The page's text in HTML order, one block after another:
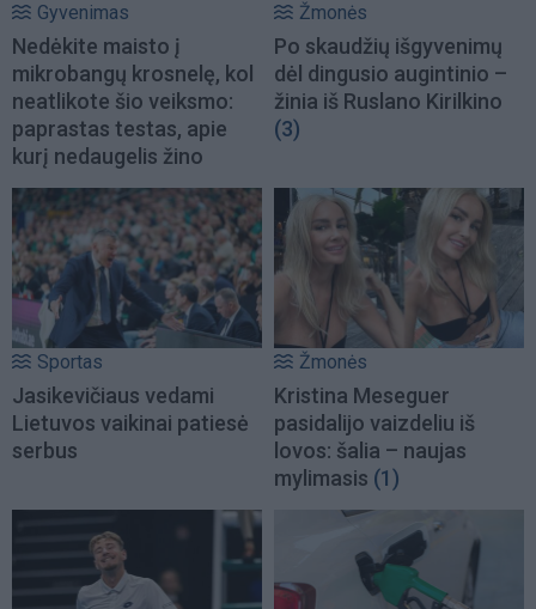
Gyvenimas
Nedėkite maisto į
mikrobangų krosnelę, kol
neatlikote šio veiksmo:
paprastas testas, apie
kurį nedaugelis žino
Žmonės
Po skaudžių išgyvenimų
dėl dingusio augintinio –
žinia iš Ruslano Kirilkino
(3)
Sportas
Jasikevičiaus vedami
Lietuvos vaikinai patiesė
serbus
Žmonės
Kristina Meseguer
pasidalijo vaizdeliu iš
lovos: šalia – naujas
mylimasis (1)